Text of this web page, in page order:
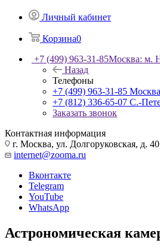
Личный кабинет
Корзина0
+7 (499) 963-31-85Москва: м.
Назад
Телефоны
+7 (499) 963-31-85
+7 (812) 336-65-07 С.-
Заказать звонок
Контактная информация
г. Москва, ул. Долгоруковская, д.
internet@zooma.ru
Вконтакте
Telegram
YouTube
WhatsApp
Астрономическая